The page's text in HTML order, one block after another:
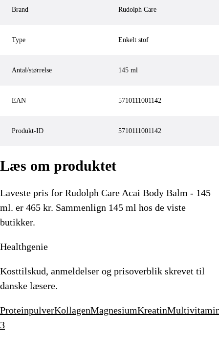
Brand Rudolph Care
Type Enkelt stof
Antal/størrelse 145 ml
EAN 5710111001142
Produkt-ID 5710111001142
Læs om produktet
Laveste pris for Rudolph Care Acai Body Balm - 145
ml. er 465 kr. Sammenlign 145 ml hos de viste
butikker.
Healthgenie
Kosttilskud, anmeldelser og prisoverblik skrevet til
danske læsere.
ProteinpulverKollagenMagnesiumKreatin
3